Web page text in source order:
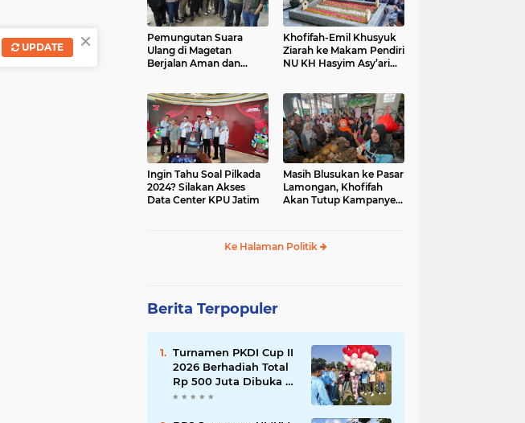
Pemungutan Suara
Ulang di Magetan
Berjalan Aman dan
Khofifah-Emil Khusyuk
Ziarah ke Makam Pendiri
NU KH Hasyim Asy’ari
Ingin Tahu Soal Pilkada
2024? Silakan Akses
Data Center KPU Jatim
Masih Blusukan ke Pasar
Lamongan, Khofifah
Akan Tutup Kampanye
Ke Halaman Politik
Berita Terpopuler
Turnamen PKDI Cup II
2026 Berhadiah Total
Rp 500 Juta Dibuka di
Jombang, Ketua PKDI
×
UPDATE